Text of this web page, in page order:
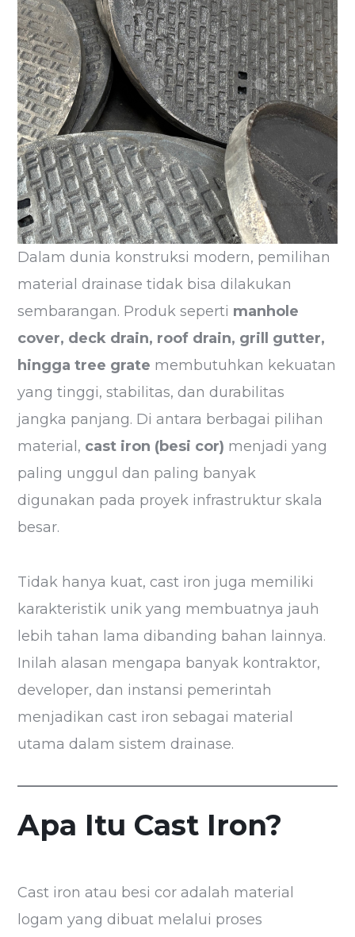
Dalam dunia konstruksi modern, pemilihan
material drainase tidak bisa dilakukan
sembarangan. Produk seperti manhole
cover, deck drain, roof drain, grill gutter,
hingga tree grate membutuhkan kekuatan
yang tinggi, stabilitas, dan durabilitas
jangka panjang. Di antara berbagai pilihan
material, cast iron (besi cor) menjadi yang
paling unggul dan paling banyak
digunakan pada proyek infrastruktur skala
besar.
Tidak hanya kuat, cast iron juga memiliki
karakteristik unik yang membuatnya jauh
lebih tahan lama dibanding bahan lainnya.
Inilah alasan mengapa banyak kontraktor,
developer, dan instansi pemerintah
menjadikan cast iron sebagai material
utama dalam sistem drainase.
Apa Itu Cast Iron?
Cast iron atau besi cor adalah material
logam yang dibuat melalui proses